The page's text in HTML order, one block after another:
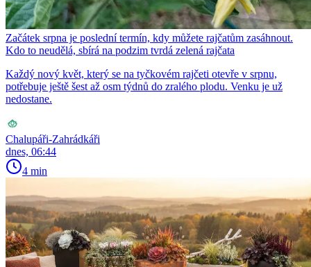
Začátek srpna je poslední termín, kdy můžete rajčatům zasáhnout.
Kdo to neudělá, sbírá na podzim tvrdá zelená rajčata
Každý nový květ, který se na tyčkovém rajčeti otevře v srpnu,
potřebuje ještě šest až osm týdnů do zralého plodu. Venku je už
nedostane.
Chalupáři-Zahrádkáři
dnes, 06:44
4 min